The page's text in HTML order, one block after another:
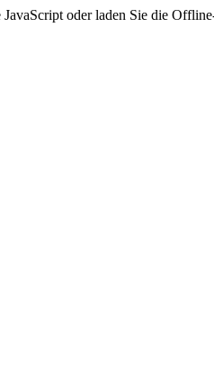
oder laden Sie die